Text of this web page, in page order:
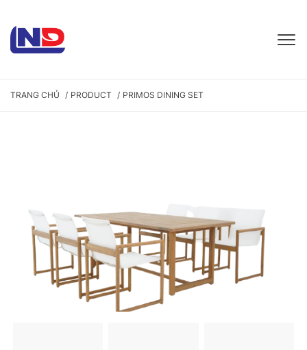
TRANG CHỦ PRODUCT PRIMOS DINING SET